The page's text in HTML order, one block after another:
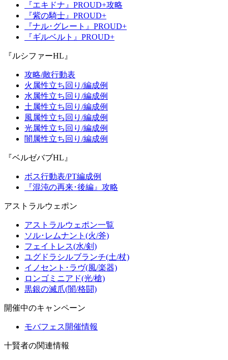
『エキドナ』PROUD+攻略
『紫の騎士』PROUD+
『ナル･グレート』PROUD+
『ギルベルト』PROUD+
『ルシファーHL』
攻略/敵行動表
火属性立ち回り/編成例
水属性立ち回り/編成例
土属性立ち回り/編成例
風属性立ち回り/編成例
光属性立ち回り/編成例
闇属性立ち回り/編成例
『ベルゼバブHL』
ボス行動表/PT編成例
『混沌の再来･後編』攻略
アストラルウェポン
アストラルウェポン一覧
ソル･レムナント(火/斧)
フェイトレス(水/剣)
ユグドラシルブランチ(土/杖)
イノセント･ラヴ(風/楽器)
ロンゴミニアド(光/槍)
黒銀の滅爪(闇/格闘)
開催中のキャンペーン
モバフェス開催情報
十賢者の関連情報